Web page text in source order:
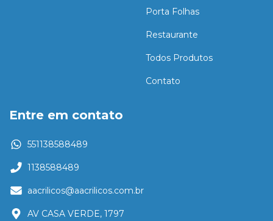
Porta Folhas
Restaurante
Todos Produtos
Contato
Entre em contato
551138588489
1138588489
aacrilicos@aacrilicos.com.br
AV CASA VERDE, 1797